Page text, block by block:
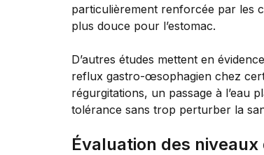
particulièrement renforcée par les
plus douce pour l’estomac.
D’autres études mettent en
reflux gastro-œsophagien chez
régurgitations, un passage à l’eau
tolérance sans trop perturber la
Évaluation des